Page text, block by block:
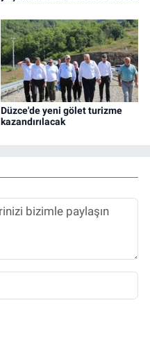
Düzce'de yeni gölet turizme
kazandırılacak